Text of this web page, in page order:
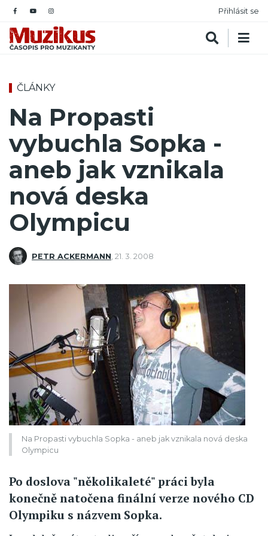
Přihlásit se
ČLÁNKY
Na Propasti
vybuchla Sopka -
aneb jak vznikala
nová deska
Olympicu
PETR ACKERMANN 21. 3. 2008
Na Propasti vybuchla Sopka - aneb jak vznikala nová deska
Olympicu
Po doslova "několikaleté" práci byla
konečně natočena finální verze nového CD
Olympiku s názvem Sopka.